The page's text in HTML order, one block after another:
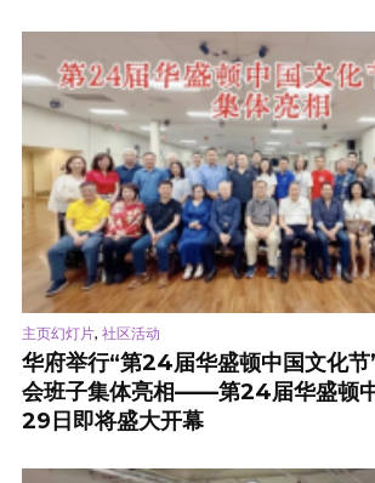
主页幻灯片, 社区活动
华府举行“第24届华盛顿中国文化
会班子集体亮相——第24届华盛顿
29日即将盛大开幕